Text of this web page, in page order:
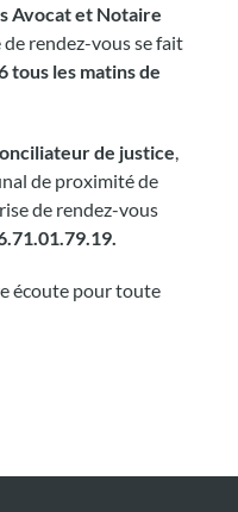
Avocat et Notaire
rendez-vous se fait
tous les matins de
de justice
de proximité de
de rendez-vous
écoute pour toute